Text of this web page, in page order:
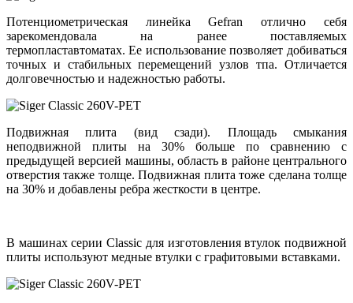
Потенциометрическая линейка Gefran отлично себя
зарекомендовала на ранее поставляемых
термопластавтоматах. Ее использование позволяет добиваться
точных и стабильных перемещений узлов тпа. Отличается
долговечностью и надежностью работы.
Подвижная плита (вид сзади). Площадь смыкания
неподвижной плиты на 30% больше по сравнению с
предыдущей версией машины, область в районе центрального
отверстия также толще. Подвижная плита тоже сделана толще
на 30% и добавлены ребра жесткости в центре.
В машинах серии Classic для изготовления втулок подвижной
плиты используют медные втулки с графитовыми вставками.